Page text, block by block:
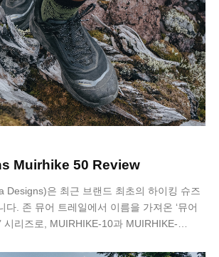
Muirhike 50 Review
Designs)은 최근 브랜드 최초의 하이킹 슈즈
다. 존 뮤어 트레일에서 이름을 가져온 ‘뮤어
시리즈로, MUIRHIKE-10과 MUIRHIKE-…